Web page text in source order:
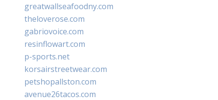
greatwallseafoodny.com
theloverose.com
gabriovoice.com
resinflowart.com
p-sports.net
korsairstreetwear.com
petshopallston.com
avenue26tacos.com